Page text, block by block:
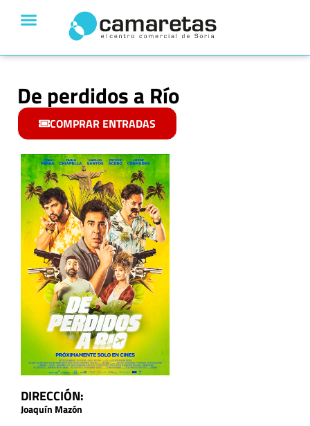
De perdidos a Río
COMPRAR ENTRADAS
DIRECCIÓN:
Joaquín Mazón